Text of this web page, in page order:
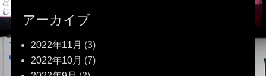
アーカイブ
2022年11月 (3)
2022年10月 (7)